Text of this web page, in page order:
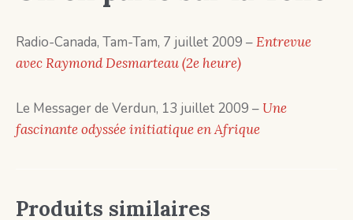
Radio-Canada, Tam-Tam, 7 juillet 2009 –Entrevue
avec Raymond Desmarteau (2e heure)
Le Messager de Verdun, 13 juillet 2009 – Une
fascinante odyssée initiatique en Afrique
Produits similaires